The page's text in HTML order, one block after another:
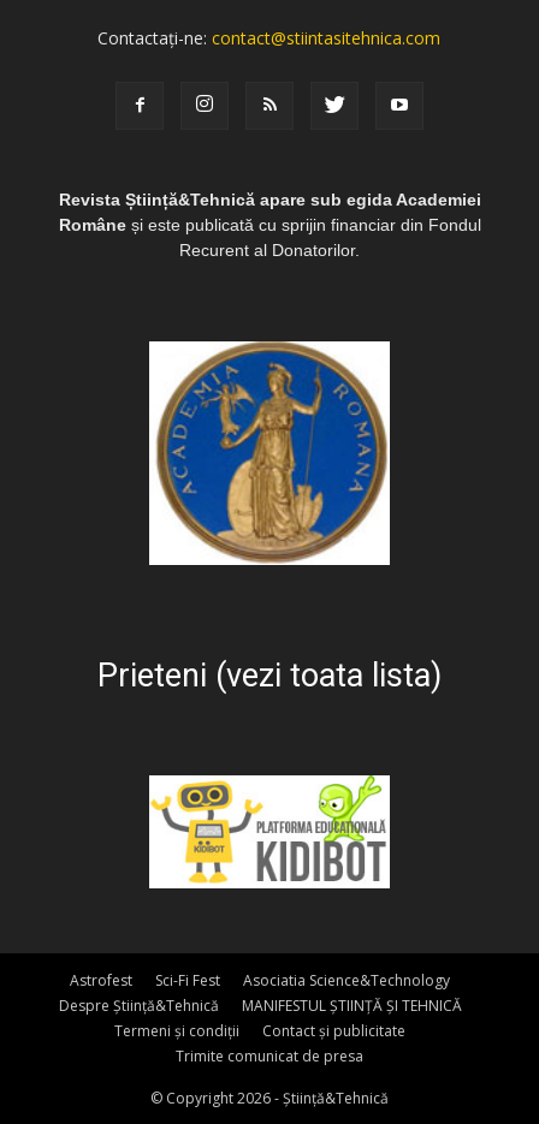
Contactați-ne:contact@stiintasitehnica.com
Revista Știință&Tehnică apare sub egida Academiei
Româneși este publicată cu sprijin financiar din Fondul
Recurent al Donatorilor.
Prieteni (vezi toata lista)
Astrofest Sci-Fi Fest
Asociatia Science&Technology
Despre Știință&Tehnică
MANIFESTUL ȘTIINȚĂ ȘI TEHNICĂ
Termeni și condiții
Contact și publicitate
Trimite comunicat de presa
© Copyright 2026 - Știință&Tehnică